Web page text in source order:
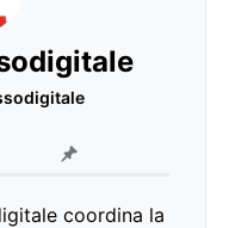
coordina la